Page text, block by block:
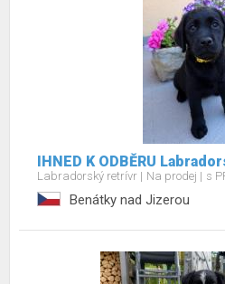
IHNED K ODBĚRU
Labradorský retrívr Na prodej s
Benátky nad Jizerou